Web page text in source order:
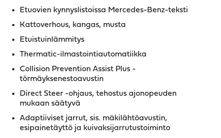
Etuovien kynnyslistoissa Mercedes-Benz-teksti
Kattoverhous, kangas, musta
Etuistuinlämmitys
Thermatic-ilmastointiautomatiikka
Collision Prevention Assist Plus -
törmäyksenestoavustin
Direct Steer -ohjaus, tehostus ajonopeuden
mukaan säätyvä
Adaptiiviset jarrut, sis. mäkilähtöavustin,
esipainetäyttö ja kuivaksijarrutustoiminto